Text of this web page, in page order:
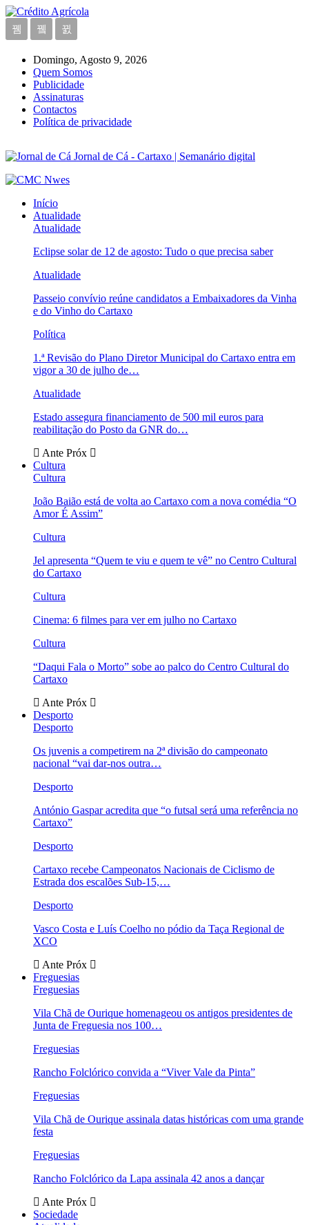
Domingo, Agosto 9, 2026
Quem Somos
Publicidade
Assinaturas
Contactos
Política de privacidade
Jornal de Cá - Cartaxo | Semanário digital
Início
Atualidade
Atualidade
Eclipse solar de 12 de agosto: Tudo o que precisa saber
Atualidade
Passeio convívio reúne candidatos a Embaixadores da Vinha
e do Vinho do Cartaxo
Política
1.ª Revisão do Plano Diretor Municipal do Cartaxo entra em
vigor a 30 de julho de…
Atualidade
Estado assegura financiamento de 500 mil euros para
reabilitação do Posto da GNR do…
Ante Próx
Cultura
Cultura
João Baião está de volta ao Cartaxo com a nova comédia “O
Amor É Assim”
Cultura
Jel apresenta “Quem te viu e quem te vê” no Centro Cultural
do Cartaxo
Cultura
Cinema: 6 filmes para ver em julho no Cartaxo
Cultura
“Daqui Fala o Morto” sobe ao palco do Centro Cultural do
Cartaxo
Ante Próx
Desporto
Desporto
Os juvenis a competirem na 2ª divisão do campeonato
nacional “vai dar-nos outra…
Desporto
António Gaspar acredita que “o futsal será uma referência no
Cartaxo”
Desporto
Cartaxo recebe Campeonatos Nacionais de Ciclismo de
Estrada dos escalões Sub-15,…
Desporto
Vasco Costa e Luís Coelho no pódio da Taça Regional de
XCO
Ante Próx
Freguesias
Freguesias
Vila Chã de Ourique homenageou os antigos presidentes de
Junta de Freguesia nos 100…
Freguesias
Rancho Folclórico convida a “Viver Vale da Pinta”
Freguesias
Vila Chã de Ourique assinala datas históricas com uma grande
festa
Freguesias
Rancho Folclórico da Lapa assinala 42 anos a dançar
Ante Próx
Sociedade